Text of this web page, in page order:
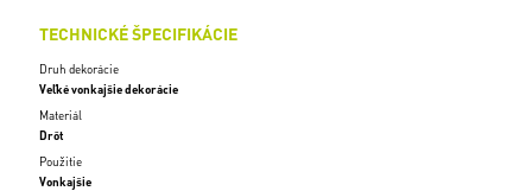
TECHNICKÉ ŠPECIFIKÁCIE
Druh dekorácie
Veľké vonkajšie dekorácie
Materiál
Drôt
Použitie
Vonkajšie